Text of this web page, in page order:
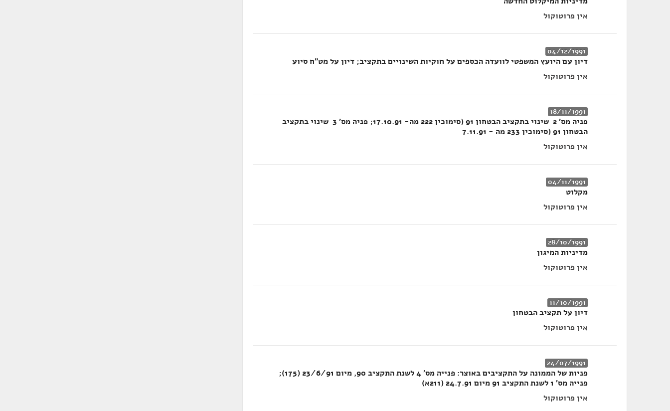
אין פרוטוקול
04/12/1991
דיון עם היועץ המשפטי לוועדה הכספים על חוקיות השינויים בתקציב; דיון על מט"ח סיוע
אין פרוטוקול
18/11/1991
פניה מס' 2 ­ שינוי בתקציב הבטחון 91 (סימוכין 222 מה- 17.10.91; פניה מס' 3 ­ שינוי בתקציב
הבטחון 91 (סימוכין 233 מה - 7.11.91
אין פרוטוקול
04/11/1991
מקלוט
אין פרוטוקול
28/10/1991
מדיניות המיגון
אין פרוטוקול
11/10/1991
דיון על תקציב הבטחון
אין פרוטוקול
24/07/1991
פניות של הממונה על התקציבים באוצר: פנייה מס' 4 לשנת התקציב 90, מיום 23/6/91 (175);
פנייה מס' 1 לשנת התקציב 91 מיום 24.7.91 (211א)
אין פרוטוקול